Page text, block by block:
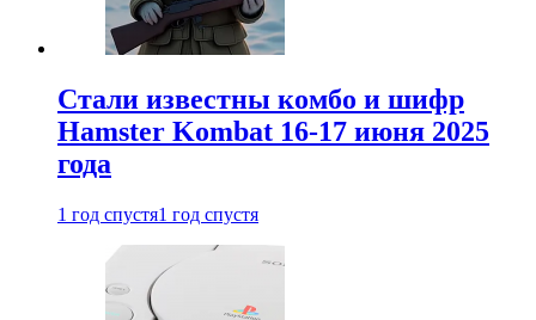
Стали известны комбо и шифр
Hamster Kombat 16-17 июня 2025
года
1 год спустя1 год спустя